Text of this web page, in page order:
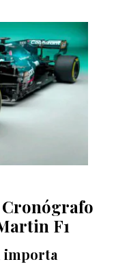
F1
importa